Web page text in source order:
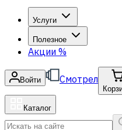
Услуги
Полезное
Акции %
Войти Смотрел
Каталог